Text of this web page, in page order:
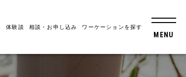
体験談 相談・お申し込み ワーケーションを探す
MENU